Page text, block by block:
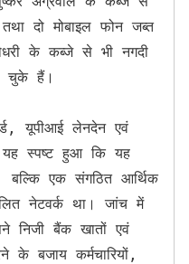
दो मोबाइल फोन जब्त
के कब्जे से भी नगदी
चुके हैं।
यह स्पष्ट हुआ कि यह
बल्कि एक संगठित आर्थिक
नेटवर्क था। जांच में
निजी बैंक खातों एवं
के बजाय कर्मचारियों,